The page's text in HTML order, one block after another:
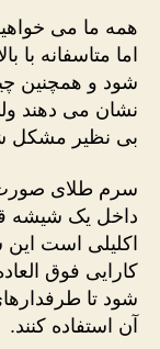
همه ما می
اما متاسفانه
شود و همچنین
نشان می دهند
بی نظیر مشکل
داخل یک شیشه
اکلیلی است این
کارایی فوق
شود تا
آن استفاده کنند.